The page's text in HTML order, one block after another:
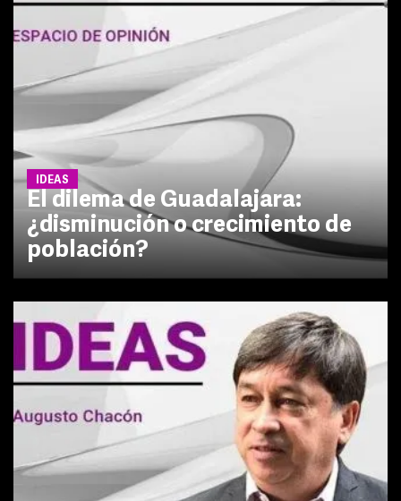
IDEAS
El dilema de Guadalajara:
¿disminución o crecimiento de
población?